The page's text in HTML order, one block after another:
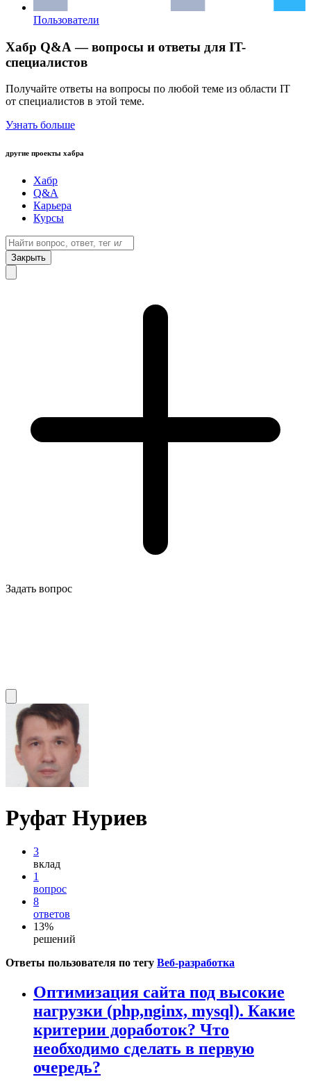
Пользователи
Хабр Q&A — вопросы и ответы для IT-
специалистов
Получайте ответы на вопросы по любой теме из области IT
от специалистов в этой теме.
Узнать больше
другие проекты хабра
Хабр
Q&A
Карьера
Курсы
Закрыть
Задать вопрос
Руфат Нуриев
3
вклад
1
вопрос
8
ответов
13%
решений
Ответы пользователя по тегу Веб-разработка
Оптимизация сайта под высокие
нагрузки (php,nginx, mysql). Какие
критерии доработок? Что
необходимо сделать в первую
очередь?